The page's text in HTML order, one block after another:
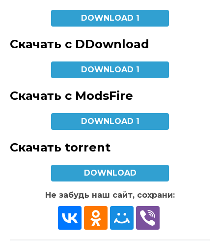
DOWNLOAD 1
Скачать с DDownload
DOWNLOAD 1
Скачать с ModsFire
DOWNLOAD 1
Скачать torrent
DOWNLOAD
Не забудь наш сайт, сохрани: